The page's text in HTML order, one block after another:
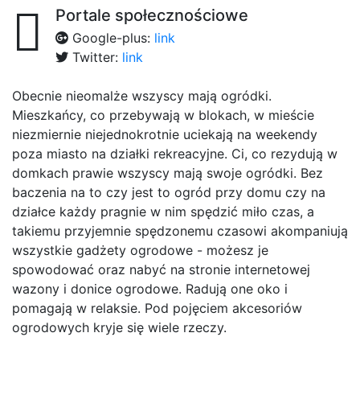
Portale społecznościowe
Google-plus: link
Twitter: link
Obecnie nieomalże wszyscy mają ogródki.
Mieszkańcy, co przebywają w blokach, w mieście
niezmiernie niejednokrotnie uciekają na weekendy
poza miasto na działki rekreacyjne. Ci, co rezydują w
domkach prawie wszyscy mają swoje ogródki. Bez
baczenia na to czy jest to ogród przy domu czy na
działce każdy pragnie w nim spędzić miło czas, a
takiemu przyjemnie spędzonemu czasowi akompaniują
wszystkie gadżety ogrodowe - możesz je
spowodować oraz nabyć na stronie internetowej
wazony i donice ogrodowe. Radują one oko i
pomagają w relaksie. Pod pojęciem akcesoriów
ogrodowych kryje się wiele rzeczy.